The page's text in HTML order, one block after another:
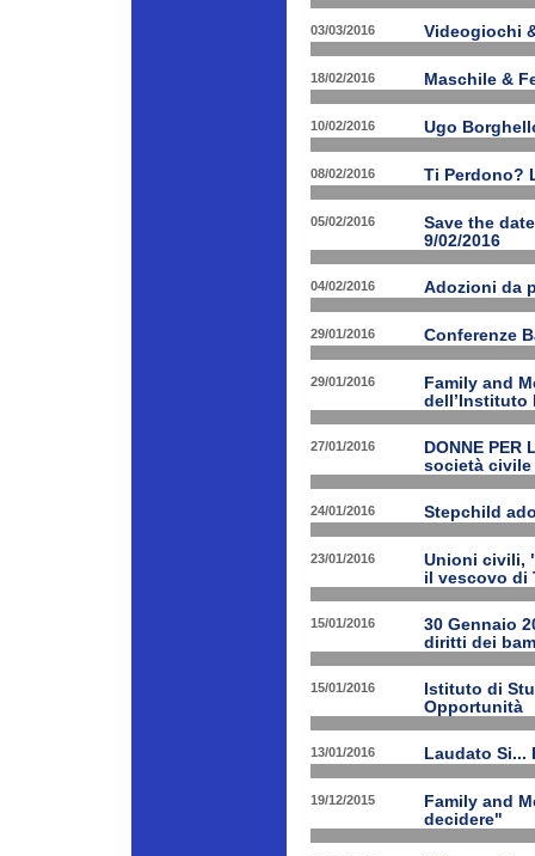
03/03/2016 Videogiochi
18/02/2016 Maschile &
10/02/2016 Ugo
08/02/2016 Ti Perdono?
05/02/2016
Save the
9/02/2016
04/02/2016 Adozioni da
29/01/2016 Conferenze
29/01/2016
Family and
dell’Instituto
27/01/2016
DONNE
società
24/01/2016 Stepchild
23/01/2016
Unioni civili,
il vescovo di
15/01/2016
30 Gennaio
diritti dei
15/01/2016
Istituto di
Opportunità
13/01/2016 Laudato Si...
19/12/2015
Family and
decidere"